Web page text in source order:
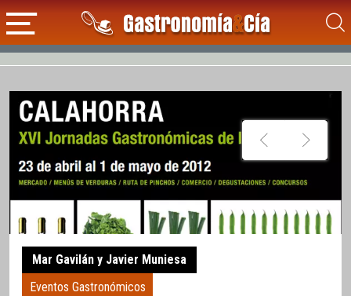
Mar Gavilán y Javier Muniesa
Eventos Gastronómicos